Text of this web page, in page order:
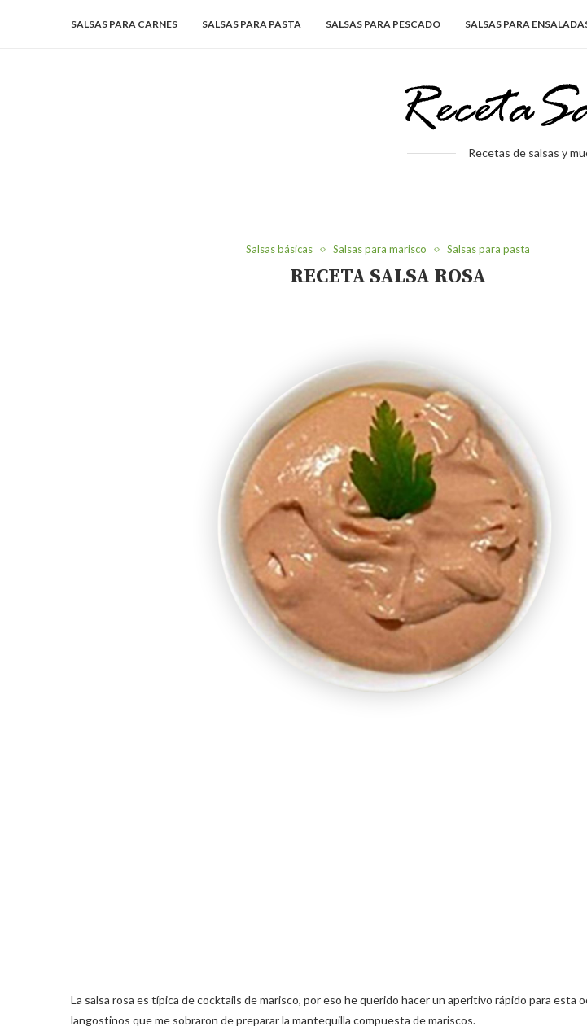
SALSAS PARA CARNES SALSAS PARA PASTA SALSAS PARA PESCADO SALSAS PARA
Recetas de salsas y
Salsas básicas Salsas para marisco Salsas para pasta
RECETA SALSA ROSA
La salsa rosa es típica de cocktails de marisco, por eso he querido hacer un aperitivo rápido para esta
langostinos que me sobraron de preparar la mantequilla compuesta de mariscos.